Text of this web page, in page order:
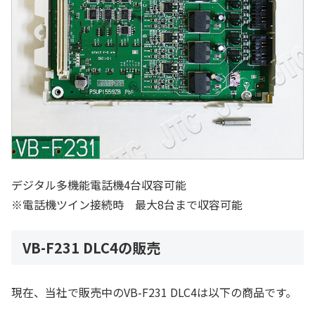
デジタル多機能電話機4台収容可能
※電話機ツイン接続時 最大8台まで収容可能
VB-F231 DLC4の販売
現在、当社で販売中のVB-F231 DLC4は以下の商品です。